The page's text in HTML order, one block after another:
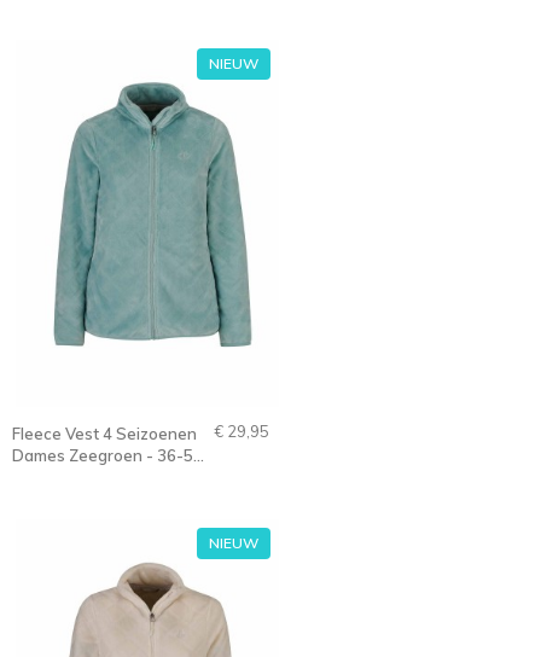
NIEUW
Fleece Vest 4 Seizoenen
Dames Zeegroen - 36-56
€ 29,95
NIEUW